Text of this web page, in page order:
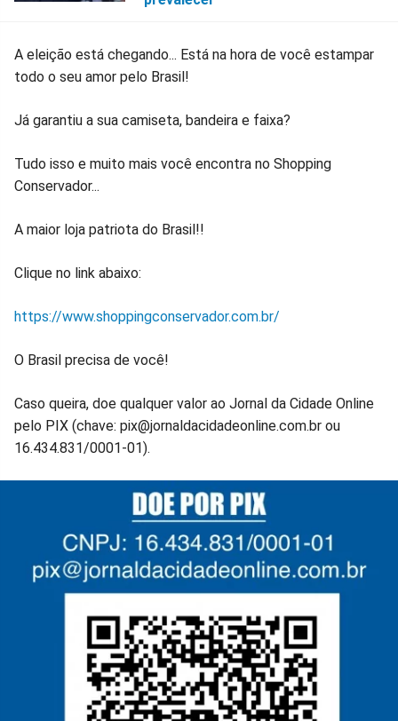
A eleição está chegando... Está na hora de você estampar
todo o seu amor pelo Brasil!
Já garantiu a sua camiseta, bandeira e faixa?
Tudo isso e muito mais você encontra no Shopping
Conservador...
A maior loja patriota do Brasil!!
Clique no link abaixo:
https://www.shoppingconservador.com.br/
O Brasil precisa de você!
Caso queira, doe qualquer valor ao Jornal da Cidade Online
pelo PIX (chave: pix@jornaldacidadeonline.com.br ou
16.434.831/0001-01).